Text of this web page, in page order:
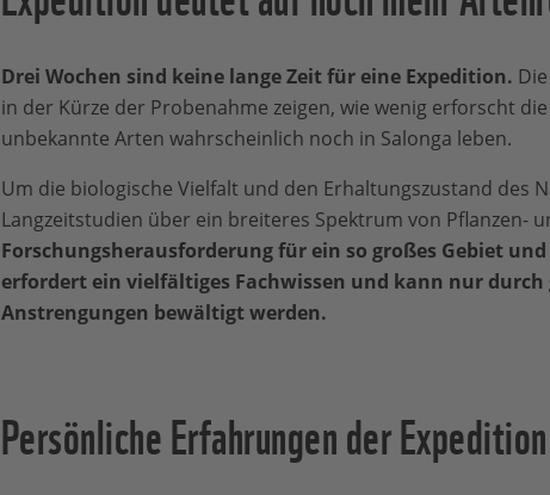
Drei Wochen sind keine lange Zeit für eine Expedition.
in der Kürze der Probenahme zeigen, wie wenig erforscht
unbekannte Arten wahrscheinlich noch in Salonga leben.
Um die biologische Vielfalt und den Erhaltungszustand des
Langzeitstudien über ein breiteres Spektrum von Pflanzen-
Forschungsherausforderung für ein so großes Gebiet
erfordert ein vielfältiges Fachwissen und kann nur
Anstrengungen bewältigt werden.
Persönliche Erfahrungen der Expedition